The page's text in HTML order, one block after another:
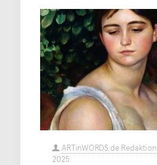
ARTinWORDS.de Redaktion
2025